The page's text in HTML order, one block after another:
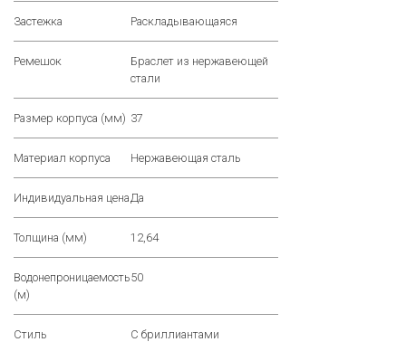
Застежка Раскладывающаяся
Ремешок
Браслет из нержавеющей
стали
Размер корпуса (мм) 37
Материал корпуса Нержавеющая сталь
Индивидуальная ценаДа
Толщина (мм) 12,64
Водонепроницаемость
(м)
50
Стиль С бриллиантами